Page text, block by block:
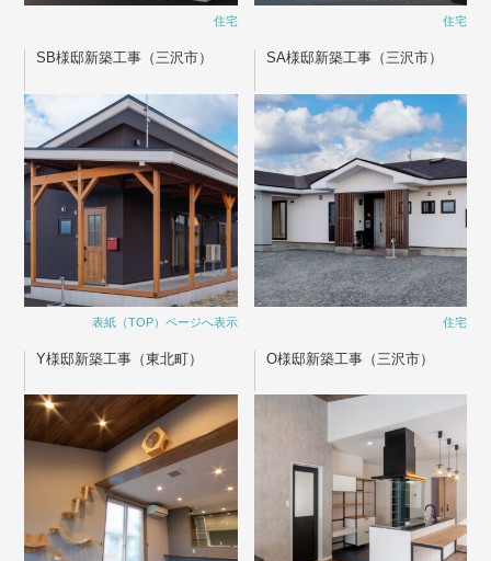
住宅 住宅
SB様邸新築工事（三沢市）
表紙（TOP）ページへ表示
SA様邸新築工事（三沢市）
住宅
Y様邸新築工事（東北町） O様邸新築工事（三沢市）